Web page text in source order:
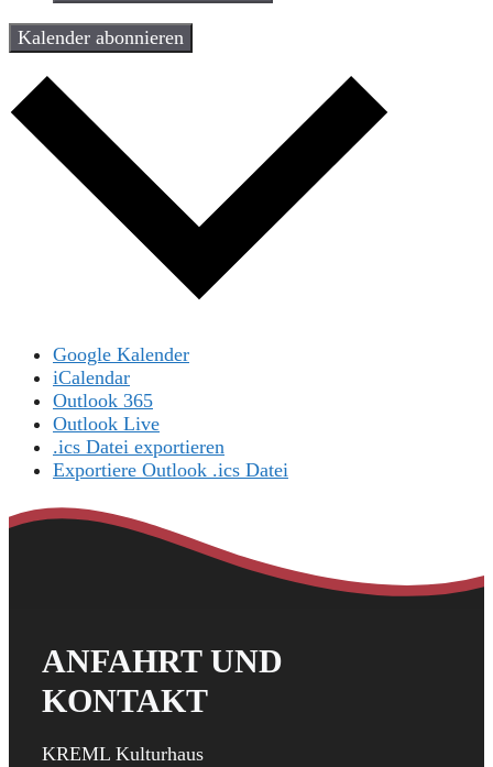
Kalender abonnieren
Google Kalender
iCalendar
Outlook 365
Outlook Live
.ics Datei exportieren
Exportiere Outlook .ics Datei
ANFAHRT UND
KONTAKT
KREML Kulturhaus